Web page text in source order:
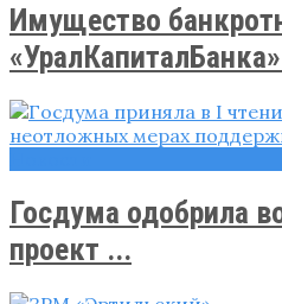
Имущество
Госдума одобрила
проект ...